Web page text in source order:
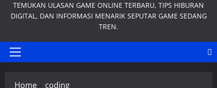
TEMUKAN ULASAN GAME ONLINE TERBARU, TIPS HIBURAN
DIGITAL, DAN INFORMASI MENARIK SEPUTAR GAME SEDANG
TREN.
Primary
Home coding